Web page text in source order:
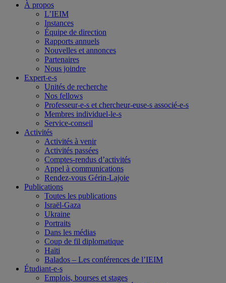
À propos
L’IEIM
Instances
Équipe de direction
Rapports annuels
Nouvelles et annonces
Partenaires
Nous joindre
Expert-e-s
Unités de recherche
Nos fellows
Professeur-e-s et chercheur-euse-s associé-e-s
Membres individuel-le-s
Service-conseil
Activités
Activités à venir
Activités passées
Comptes-rendus d’activités
Appel à communications
Rendez-vous Gérin-Lajoie
Publications
Toutes les publications
Israël-Gaza
Ukraine
Portraits
Dans les médias
Coup de fil diplomatique
Haïti
Balados – Les conférences de l’IEIM
Étudiant-e-s
Emplois, bourses et stages